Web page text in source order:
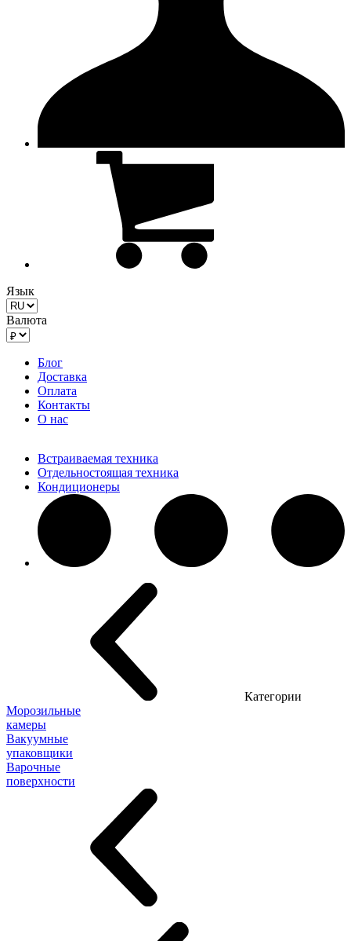
Язык
Валюта
Блог
Доставка
Оплата
Контакты
О нас
Встраиваемая техника
Отдельностоящая техника
Кондиционеры
Категории
Морозильные
камеры
Вакуумные
упаковщики
Варочные
поверхности